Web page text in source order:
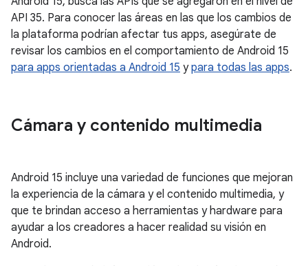
API 35. Para conocer las áreas en las que los cambios de
la plataforma podrían afectar tus apps, asegúrate de
revisar los cambios en el comportamiento de Android 15
para apps orientadas a Android 15 ypara todas las apps.
Cámara y contenido multimedia
Android 15 incluye una variedad de funciones que mejoran
la experiencia de la cámara y el contenido multimedia, y
que te brindan acceso a herramientas y hardware para
ayudar a los creadores a hacer realidad su visión en
Android.